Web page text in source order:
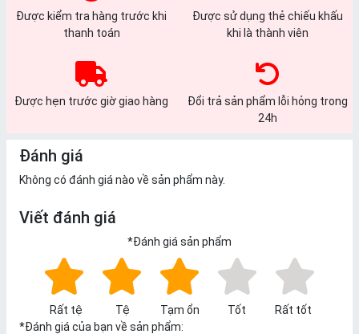
Được kiểm tra hàng trước khi
thanh toán
Được sử dụng thẻ chiếu khấu
khi là thành viên
Được hẹn trước giờ giao hàng
Đổi trả sản phẩm lỗi hỏng trong
24h
Đánh giá
Không có đánh giá nào về sản phẩm này.
Viết đánh giá
*Đánh giá sản phẩm
Rất tệ Tệ Tạm ổn Tốt
Rất tốt
*Đánh giá của bạn về sản phẩm: